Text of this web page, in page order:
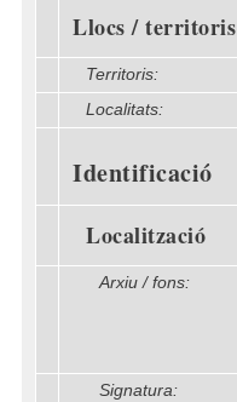
Llocs / territoris
Territoris:
Localitats:
Identificació
Localització
Arxiu / fons:
Signatura: